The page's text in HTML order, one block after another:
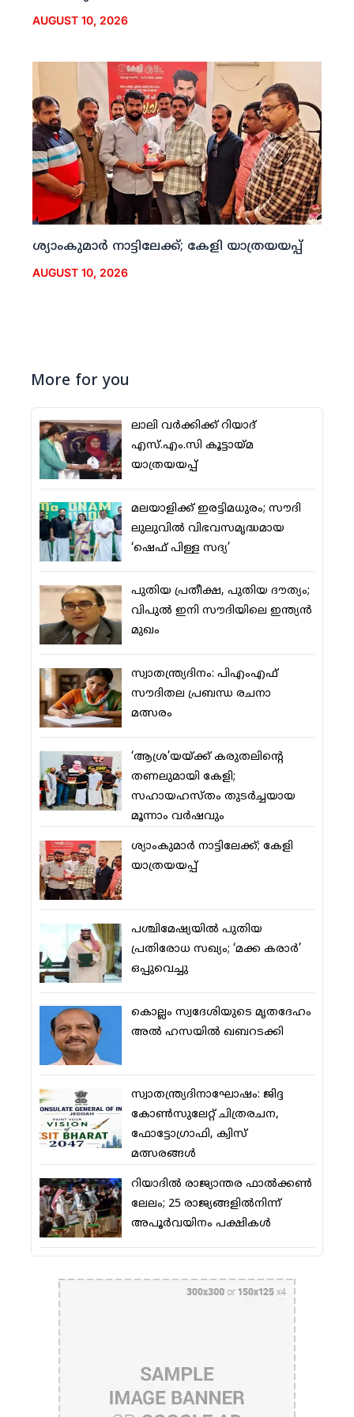
AUGUST 10, 2026
ശ്യാംകുമാര്‍ നാട്ടിലേക്ക്; കേളി യാത്രയയപ്പ്
AUGUST 10, 2026
More for you
ലാലി വര്‍ക്കിക്ക് റിയാദ്
എസ്.എം.സി കൂട്ടായ്മ
യാത്രയയപ്പ്
മലയാളിക്ക് ഇരട്ടിമധുരം; സൗദി
ലുലുവില്‍ വിഭവസമൃദ്ധമായ
‘ഷെഫ് പിള്ള സദ്യ’
പുതിയ പ്രതീക്ഷ, പുതിയ ദൗത്യം;
വിപുല്‍ ഇനി സൗദിയിലെ ഇന്ത്യന്‍
മുഖം
സ്വാതന്ത്ര്യദിനം: പിഎംഎഫ്
സൗദിതല പ്രബന്ധ രചനാ
മത്സരം
‘ആശ്ര’യയ്ക്ക് കരുതലിന്റെ
തണലുമായി കേളി;
സഹായഹസ്തം തുടര്‍ച്ചയായ
മൂന്നാം വര്‍ഷവും
ശ്യാംകുമാര്‍ നാട്ടിലേക്ക്; കേളി
യാത്രയയപ്പ്
പശ്ചിമേഷ്യയില്‍ പുതിയ
പ്രതിരോധ സഖ്യം; ‘മക്ക കരാര്‍’
ഒപ്പുവെച്ചു
കൊല്ലം സ്വദേശിയുടെ മൃതദേഹം
അല്‍ ഹസയില്‍ ഖബറടക്കി
സ്വാതന്ത്ര്യദിനാഘോഷം: ജിദ്ദ
കോണ്‍സുലേറ്റ് ചിത്രരചന,
ഫോട്ടോഗ്രാഫി, ക്വിസ്
മത്സരങ്ങള്‍
റിയാദില്‍ രാജ്യാന്തര ഫാല്‍ക്കണ്‍
ലേലം; 25 രാജ്യങ്ങളില്‍നിന്ന്
അപൂര്‍വയിനം പക്ഷികള്‍